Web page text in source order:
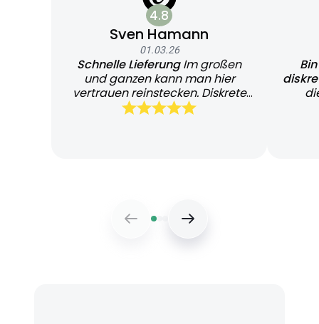
4.8
Sven Hamann
01.03.26
Schnelle LieferungIm großen
und ganzen kann man hier
vertrauen reinstecken. Diskrete
und schnelle Lieferung